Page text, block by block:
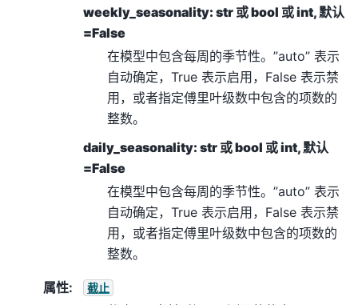
weekly_seasonality: str 或 bool 或 int, 默认
=False
在模型中包含每周的季节性。”auto” 表示
自动确定，True 表示启用，False 表示禁
用，或者指定傅里叶级数中包含的项数的
整数。
daily_seasonality: str 或 bool 或 int, 默认
=False
在模型中包含每周的季节性。”auto” 表示
自动确定，True 表示启用，False 表示禁
用，或者指定傅里叶级数中包含的项数的
整数。
属性: 截止